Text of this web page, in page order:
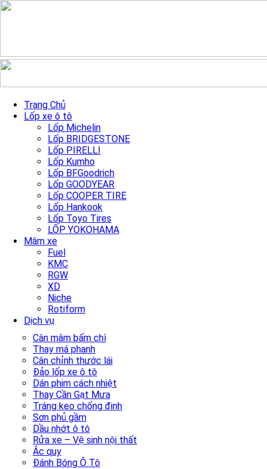
Trang Chủ
Lốp xe ô tô
Lốp Michelin
Lốp BRIDGESTONE
Lốp PIRELLI
Lốp Kumho
Lốp BFGoodrich
Lốp GOODYEAR
Lốp COOPER TIRE
Lốp Hankook
Lốp Toyo Tires
LỐP YOKOHAMA
Mâm xe
Fuel
KMC
RGW
XD
Niche
Rotiform
Dịch vụ
Cân mâm bấm chì
Thay má phanh
Cân chỉnh thước lái
Đảo lốp xe ô tô
Dán phim cách nhiệt
Thay Cần Gạt Mưa
Tráng keo chống đinh
Sơn phủ gầm
Dầu nhớt ô tô
Rửa xe – Vệ sinh nội thất
Ắc quy
Đánh Bóng Ô Tô
XD862 Raid Satin Black
Machine 20″/5×127
Trang chủ »Sản Phẩm mâm xe
Machine 20″/5×127